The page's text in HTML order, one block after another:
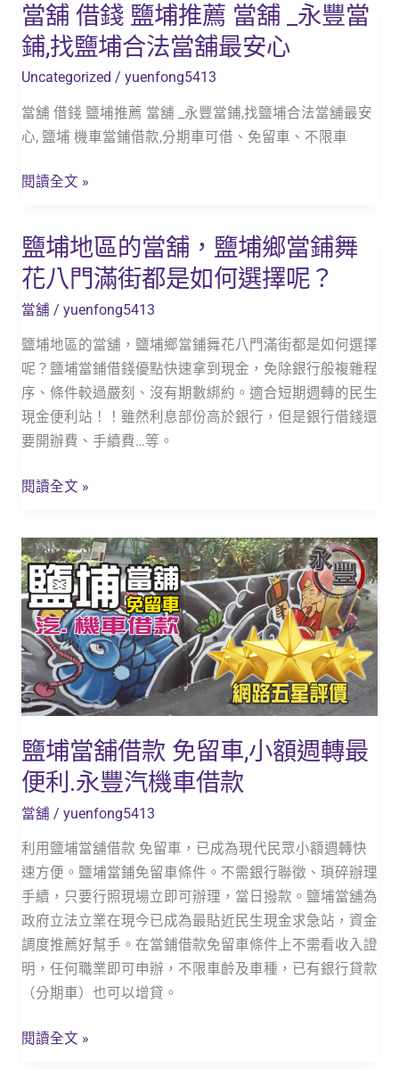
當舖 借錢 鹽埔推薦 當舖 _永豐當
鋪,找鹽埔合法當舖最安心
Uncategorized / yuenfong5413
當舖 借錢 鹽埔推薦 當舖 _永豐當鋪,找鹽埔合法當舖最安
心, 鹽埔 機車當鋪借款,分期車可借、免留車、不限車
當
舖
借
錢
鹽
埔
薦
_
永
豐
鋪,
找
鹽
埔
合
當
最
安
心
閱讀全文 »
鹽埔地區的當舖，鹽埔鄉當鋪舞
花八門滿街都是如何選擇呢？
當舖 / yuenfong5413
鹽埔地區的當舖，鹽埔鄉當鋪舞花八門滿街都是如何選擇
呢？鹽埔當鋪借錢優點快速拿到現金，免除銀行般複雜程
序、條件較過嚴刻、沒有期數綁約。適合短期週轉的民生
現金便利站！！雖然利息部份高於銀行，但是銀行借錢還
要開辦費、手續費…等。
鹽
埔
地
區
的
當
舖，
鹽
埔
當
花
八
門
滿
街
都
是
何
選
擇
呢？
閱讀全文 »
鹽埔當舖借款 免留車,小額週轉最
便利.永豐汽機車借款
當舖 / yuenfong5413
利用鹽埔當舖借款 免留車，已成為現代民眾小額週轉快
速方便。鹽埔當鋪免留車條件。不需銀行聯徵、瑣碎辦理
手續，只要行照現場立即可辦理，當日撥款。鹽埔當舖為
政府立法立業在現今已成為最貼近民生現金求急站，資金
調度推薦好幫手。在當鋪借款免留車條件上不需看收入證
明，任何職業即可申辦，不限車齡及車種，已有銀行貸款
（分期車）也可以增貸。
鹽
埔
當
舖
借
款
免
留
車,
小
額
週
轉
最
便
利.
永
車
閱讀全文 »